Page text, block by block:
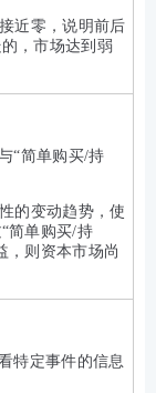
近零，说明前后
，市场达到弱
“简单购买/持
的变动趋势，使
简单购买/持
，则资本市场尚
特定事件的信息